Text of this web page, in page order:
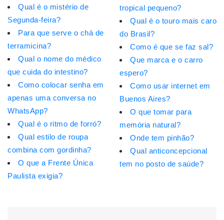
Qual é o mistério de
Segunda-feira?
Para que serve o chá de
terramicina?
Qual o nome do médico
que cuida do intestino?
Como colocar senha em
apenas uma conversa no
WhatsApp?
Qual é o ritmo de forró?
Qual estilo de roupa
combina com gordinha?
O que a Frente Única
Paulista exigia?
tropical pequeno?
Qual é o touro mais caro
do Brasil?
Como é que se faz sal?
Que marca e o carro
espero?
Como usar internet em
Buenos Aires?
O que tomar para
memória natural?
Onde tem pinhão?
Qual anticoncepcional
tem no posto de saúde?